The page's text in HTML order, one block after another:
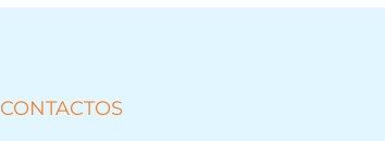
CONTACTOS